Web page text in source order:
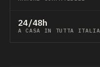
24/48h
A CASA IN TUTTA ITALIA